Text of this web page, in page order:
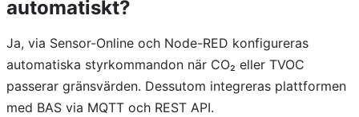
automatiskt?
Ja, via Sensor-Online och Node-RED konfigureras
automatiska styrkommandon när CO₂ eller TVOC
passerar gränsvärden. Dessutom integreras plattformen
med BAS via MQTT och REST API.